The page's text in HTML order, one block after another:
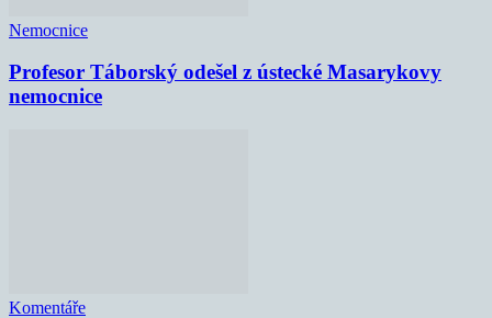
Nemocnice
Profesor Táborský odešel z ústecké Masarykovy
nemocnice
Komentáře